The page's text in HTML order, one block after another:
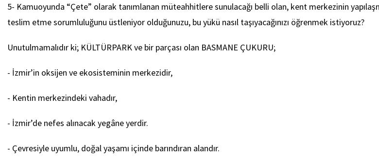
5- Kamuoyunda “Çete” olarak tanımlanan müteahhitlere sunulacağı belli olan, kent merkezinin
teslim etme sorumluluğunu üstleniyor olduğunuzu, bu yükü nasıl taşıyacağınızı öğrenmek istiyoruz?
Unutulmamalıdır ki; KÜLTÜRPARK ve bir parçası olan BASMANE ÇUKURU;
- İzmir’in oksijen ve ekosisteminin merkezidir,
- Kentin merkezindeki vahadır,
- İzmir’de nefes alınacak yegâne yerdir.
- Çevresiyle uyumlu, doğal yaşamı içinde barındıran alandır.